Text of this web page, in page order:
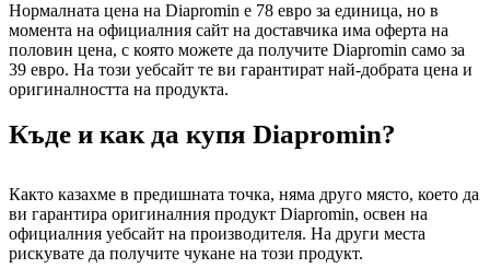
Нормалната цена на Diapromin е 78 евро за единица, но в
момента на официалния сайт на доставчика има оферта на
половин цена, с която можете да получите Diapromin само за
39 евро. На този уебсайт те ви гарантират най-добрата цена и
оригиналността на продукта.
Къде и как да купя Diapromin?
Както казахме в предишната точка, няма друго място, което да
ви гарантира оригиналния продукт Diapromin, освен на
официалния уебсайт на производителя. На други места
рискувате да получите чукане на този продукт.